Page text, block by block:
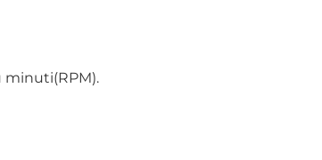
minuti(RPM).